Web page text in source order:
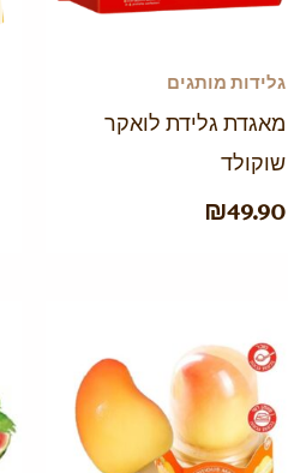
גלידות מותגים
מאגדת גלידת לואקר
שוקולד
₪49.90